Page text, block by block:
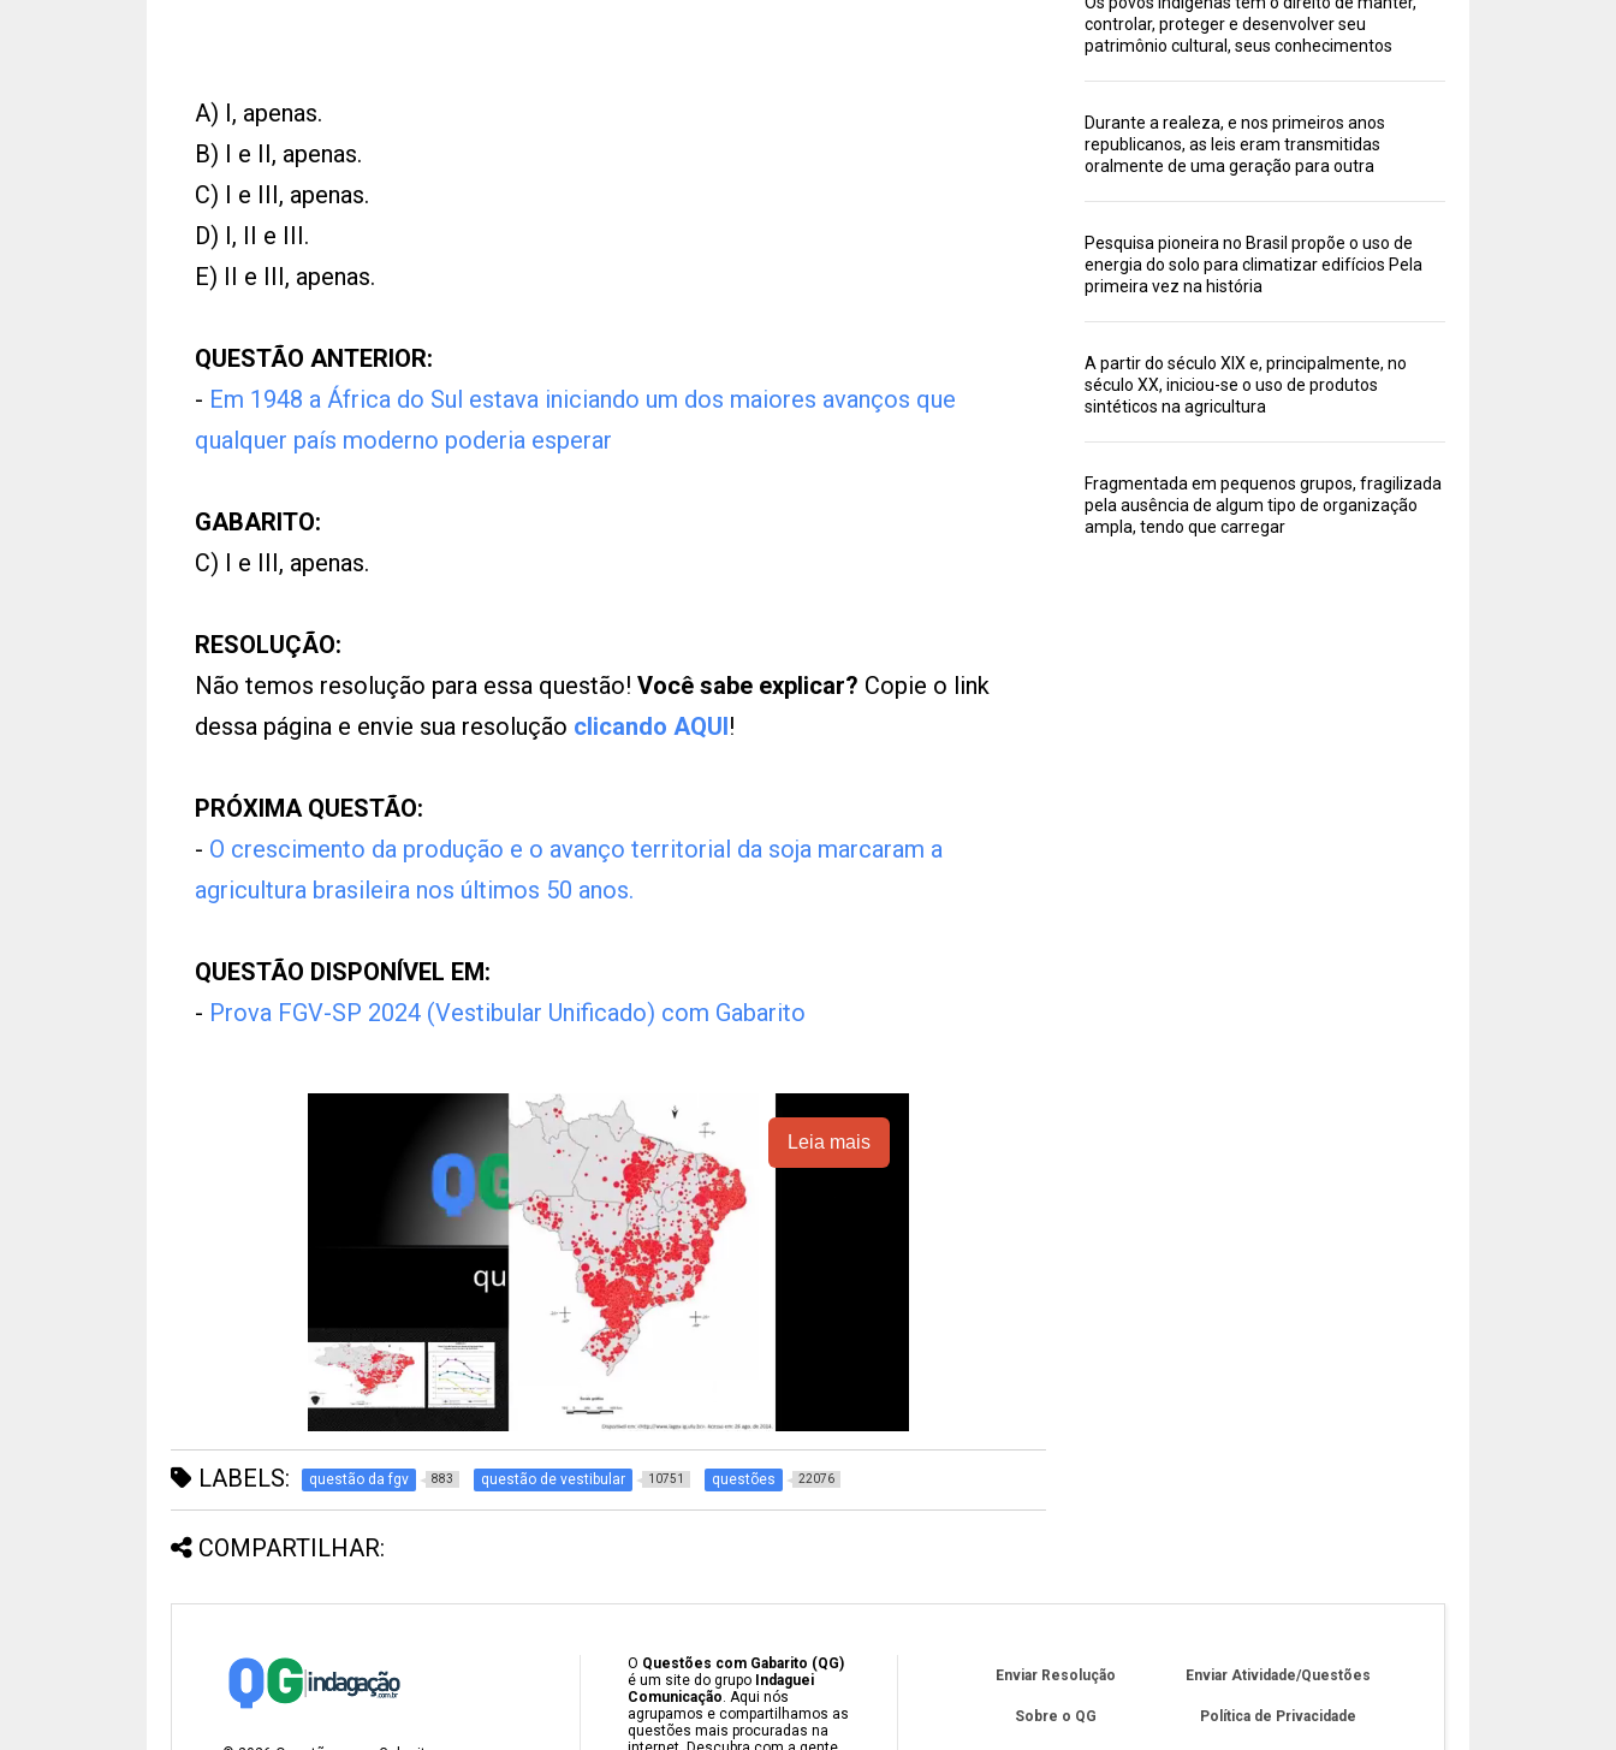
A) I, apenas.
B) I e II, apenas.
C) I e III, apenas.
D) I, II e III.
E) II e III, apenas.
QUESTÃO ANTERIOR:
- Em 1948 a África do Sul estava iniciando um dos maiores avanços que
qualquer país moderno poderia esperar
GABARITO:
C) I e III, apenas.
RESOLUÇÃO:
Não temos resolução para essa questão! Você sabe explicar? Copie o link
dessa página e envie sua resolução clicando AQUI!
PRÓXIMA QUESTÃO:
- O crescimento da produção e o avanço territorial da soja marcaram a
agricultura brasileira nos últimos 50 anos.
QUESTÃO DISPONÍVEL EM:
- Prova FGV-SP 2024 (Vestibular Unificado) com Gabarito
Leia mais
LABELS: questão da fgv 883 questão de vestibular 10751 questões 22076
COMPARTILHAR:
controlar, proteger e desenvolver seu
patrimônio cultural, seus conhecimentos
Durante a realeza, e nos primeiros anos
republicanos, as leis eram transmitidas
oralmente de uma geração para outra
Pesquisa pioneira no Brasil propõe o uso de
energia do solo para climatizar edifícios Pela
primeira vez na história
A partir do século XIX e, principalmente, no
século XX, iniciou-se o uso de produtos
sintéticos na agricultura
Fragmentada em pequenos grupos, fragilizada
pela ausência de algum tipo de organização
ampla, tendo que carregar
O Questões com Gabarito (QG)
é um site do grupo Indaguei
Comunicação. Aqui nós
agrupamos e compartilhamos as
questões mais procuradas na
Enviar Resolução Enviar Atividade/Questões
Sobre o QG Política de Privacidade